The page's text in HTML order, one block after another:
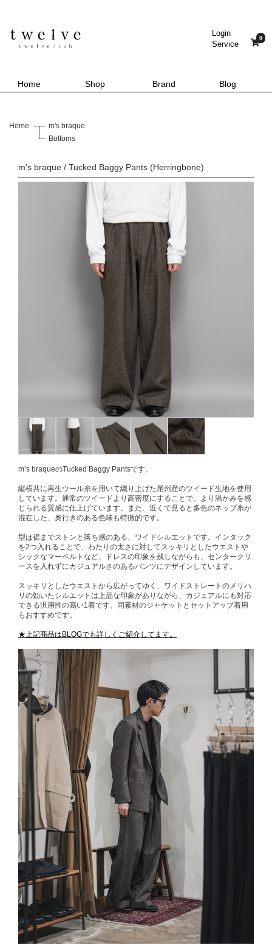
Login
Service
0
Home Shop Brand Blog
Home
m's braque
Bottoms
m’s braque / Tucked Baggy Pants (Herringbone)
m’s braqueのTucked Baggy Pantsです。
縦横共に再生ウール糸を用いて織り上げた尾州産のツイード生地を使用
しています。通常のツイードより高密度にすることで、より温かみを感
じられる質感に仕上げています。また、近くで見ると多色のネップ糸が
混在した、奥行きのある色味も特徴的です。
型は裾までストンと落ち感のある、ワイドシルエットです。インタック
を2つ入れることで、わたりの太さに対してスッキリとしたウエストや
シックなマーベルトなど、ドレスの印象を残しながらも、センタークリ
ースを入れずにカジュアルさのあるパンツにデザインしています。
スッキリとしたウエストから広がってゆく、ワイドストレートのメリハ
リの効いたシルエットは上品な印象がありながら、カジュアルにも対応
できる汎用性の高い1着です。同素材のジャケットとセットアップ着用
もおすすめです。
★上記商品はBLOGでも詳しくご紹介してます。